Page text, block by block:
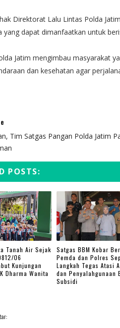
Direktorat Lalu Lintas Polda
yang dapat dimanfaatkan untuk
Jatim mengimbau masyarakat
dan kesehatan agar
Tim Satgas Pangan Polda Jatim
POSTS:
Tanah Air Sejak
06
Kunjungan
Dharma Wanita
Satgas BBM Kobar
Pemda dan Polres
Langkah Tegas Atasi
dan Penyalahgunaan
Subsidi